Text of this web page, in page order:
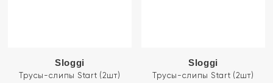
Sloggi
Трусы-слипы Start (2шт)
Sloggi
Трусы-слипы Start (2шт)